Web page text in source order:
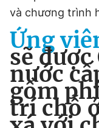
và chương trình
Ứng
sẽ
nước
gồm
trí chỗ